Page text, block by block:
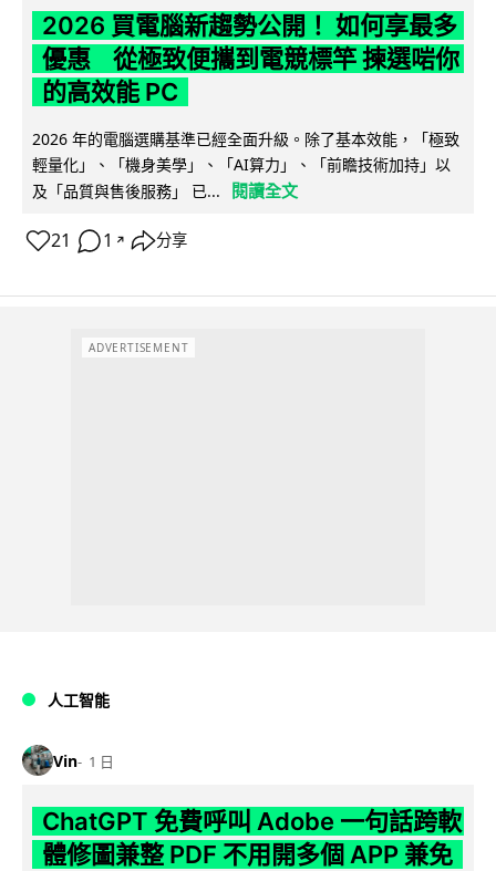
2026 買電腦新趨勢公開！ 如何享最多
優惠 從極致便攜到電競標竿 揀選啱你
的高效能 PC
2026 年的電腦選購基準已經全面升級。除了基本效能，「極致
輕量化」、「機身美學」、「AI算力」、「前瞻技術加持」以
及「品質與售後服務」 已...
閱讀全文
21 1 ↗ 分享
ADVERTISEMENT
人工智能
Vin 1 日
ChatGPT 免費呼叫 Adobe 一句話跨軟
體修圖兼整 PDF 不用開多個 APP 兼免